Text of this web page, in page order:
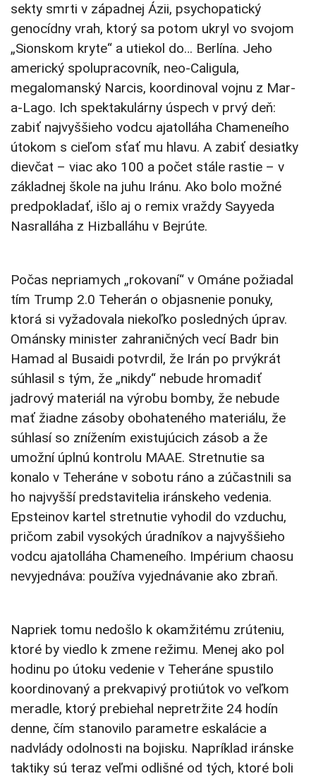
sekty smrti v západnej Ázii, psychopatický
genocídny vrah, ktorý sa potom ukryl vo svojom
„Sionskom kryte“ a utiekol do… Berlína. Jeho
americký spolupracovník, neo-Caligula,
megalomanský Narcis, koordinoval vojnu z Mar-
a-Lago. Ich spektakulárny úspech v prvý deň:
zabiť najvyššieho vodcu ajatolláha Chameneího
útokom s cieľom sťať mu hlavu. A zabiť desiatky
dievčat – viac ako 100 a počet stále rastie – v
základnej škole na juhu Iránu. Ako bolo možné
predpokladať, išlo aj o remix vraždy Sayyeda
Nasralláha z Hizballáhu v Bejrúte.
Počas nepriamych „rokovaní“ v Ománe požiadal
tím Trump 2.0 Teherán o objasnenie ponuky,
ktorá si vyžadovala niekoľko posledných úprav.
Ománsky minister zahraničných vecí Badr bin
Hamad al Busaidi potvrdil, že Irán po prvýkrát
súhlasil s tým, že „nikdy“ nebude hromadiť
jadrový materiál na výrobu bomby, že nebude
mať žiadne zásoby obohateného materiálu, že
súhlasí so znížením existujúcich zásob a že
umožní úplnú kontrolu MAAE. Stretnutie sa
konalo v Teheráne v sobotu ráno a zúčastnili sa
ho najvyšší predstavitelia iránskeho vedenia.
Epsteinov kartel stretnutie vyhodil do vzduchu,
pričom zabil vysokých úradníkov a najvyššieho
vodcu ajatolláha Chameneího. Impérium chaosu
nevyjednáva: používa vyjednávanie ako zbraň.
Napriek tomu nedošlo k okamžitému zrúteniu,
ktoré by viedlo k zmene režimu. Menej ako pol
hodinu po útoku vedenie v Teheráne spustilo
koordinovaný a prekvapivý protiútok vo veľkom
meradle, ktorý prebiehal nepretržite 24 hodín
denne, čím stanovilo parametre eskalácie a
nadvlády odolnosti na bojisku. Napríklad iránske
taktiky sú teraz veľmi odlišné od tých, ktoré boli